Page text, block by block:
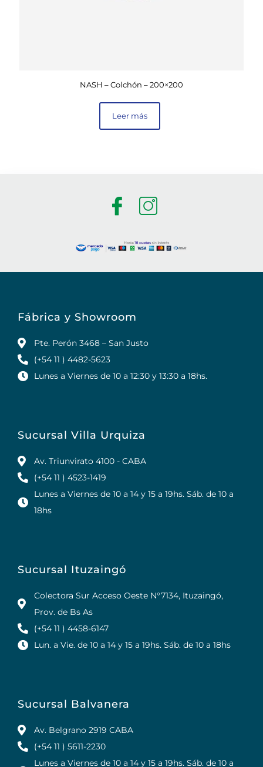
NASH – Colchón – 200×200
Leer más
Fábrica y Showroom
Pte. Perón 3468 – San Justo
(+54 11 ) 4482-5623
Lunes a Viernes de 10 a 12:30 y 13:30 a 18hs.
Sucursal Villa Urquiza
Av. Triunvirato 4100 - CABA
(+54 11 ) 4523-1419
Lunes a Viernes de 10 a 14 y 15 a 19hs. Sáb. de 10 a
18hs
Sucursal Ituzaingó
Colectora Sur Acceso Oeste N°7134, Ituzaingó,
Prov. de Bs As
(+54 11 ) 4458-6147
Lun. a Vie. de 10 a 14 y 15 a 19hs. Sáb. de 10 a 18hs
Sucursal Balvanera
Av. Belgrano 2919 CABA
(+54 11 ) 5611-2230
Lunes a Viernes de 10 a 14 y 15 a 19hs. Sáb. de 10 a